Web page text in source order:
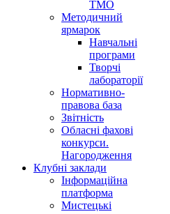
ТМО
Методичний
ярмарок
Навчальні
програми
Творчі
лабораторії
Нормативно-
правова база
Звітність
Обласні фахові
конкурси.
Нагородження
Клубні заклади
Інформаційна
платформа
Мистецькі